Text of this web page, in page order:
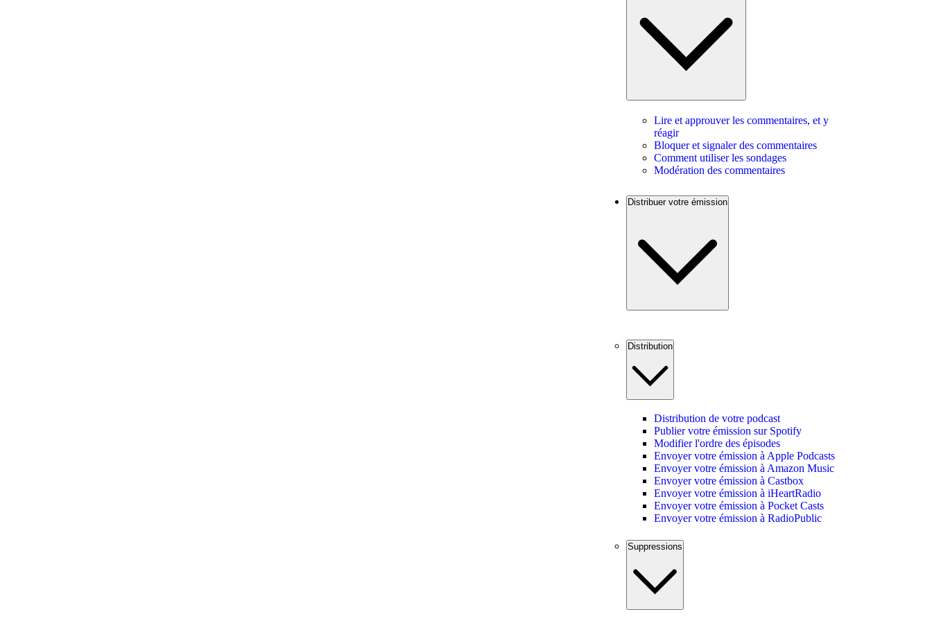
Lire et approuver les commentaires, et y
réagir
Bloquer et signaler des commentaires
Comment utiliser les sondages
Modération des commentaires
Distribuer votre émission
Distribution
Distribution de votre podcast
Publier votre émission sur Spotify
Modifier l'ordre des épisodes
Envoyer votre émission à Apple Podcasts
Envoyer votre émission à Amazon Music
Envoyer votre émission à Castbox
Envoyer votre émission à iHeartRadio
Envoyer votre émission à Pocket Casts
Envoyer votre émission à RadioPublic
Suppressions